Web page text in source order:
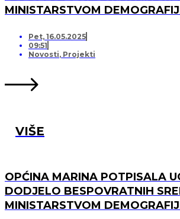
MINISTARSTVOM
OPREMANJA DJEČJEG
SVINCIMA
Pet, 16.05.2025
09:51
Novosti, Projekti
VIŠE
OPĆINA MARINA POTPISALA
DODJELO BESPOVRATNIH
MINISTARSTVOM